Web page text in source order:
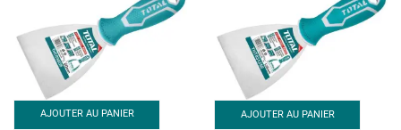
AJOUTER AU PANIER AJOUTER AU PANIER